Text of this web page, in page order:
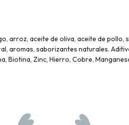
arroz, aceite de oliva, aceite de pollo,
aromas, saborizantes naturales.
Biotina, Zinc, Hierro, Cobre,